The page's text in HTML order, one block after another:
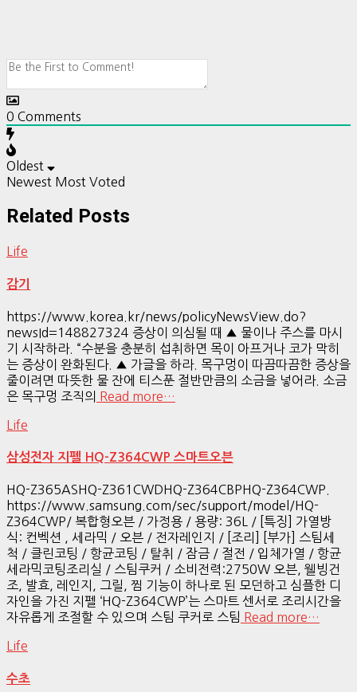
0 Comments
Oldest
Newest Most Voted
Related Posts
Life
감기
https://www.korea.kr/news/policyNewsView.do?
newsId=148827324 증상이 의심될 때 ▲ 물이나 주스를 마시
기 시작하라. “수분을 충분히 섭취하면 목이 아프거나 코가 막히
는 증상이 완화된다. ▲ 가글을 하라. 목구멍이 따끔따끔한 증상을
줄이려면 따뜻한 물 잔에 티스푼 절반만큼의 소금을 넣어라. 소금
은 목구멍 조직의
Read more…
Life
삼성전자 지펠 HQ-Z364CWP 스마트오븐
HQ-Z365ASHQ-Z361CWDHQ-Z364CBPHQ-Z364CWP.
https://www.samsung.com/sec/support/model/HQ-
Z364CWP/ 복합형오븐 / 가정용 / 용량: 36L / [특징] 가열방
식: 컨벡션 , 세라믹 / 오븐 / 전자레인지 / [조리] [부가] 스팀세
척 / 클린코팅 / 항균코팅 / 탈취 / 잠금 / 절전 / 입체가열 / 항균
세라믹코팅조리실 / 스팀쿠커 / 소비전력:2750W 오븐, 웰빙건
조, 발효, 레인지, 그릴, 찜 기능이 하나로 된 모던하고 심플한 디
자인을 가진 지펠 ‘HQ-Z364CWP’는 스마트 센서로 조리시간을
자유롭게 조절할 수 있으며 스팀 쿠커로 스팀 Read more…
Life
수초